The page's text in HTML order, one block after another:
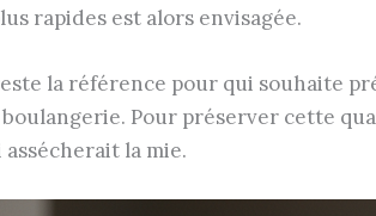
rapides est alors envisagée.
la référence pour qui souhaite
boulangerie. Pour préserver cette
la mie.